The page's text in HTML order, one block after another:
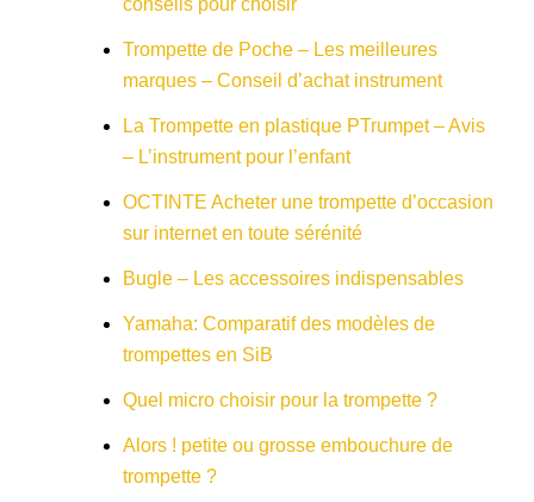
conseils pour choisir
Trompette de Poche – Les meilleures
marques – Conseil d’achat instrument
La Trompette en plastique PTrumpet – Avis
– L’instrument pour l’enfant
OCTINTE Acheter une trompette d’occasion
sur internet en toute sérénité
Bugle – Les accessoires indispensables
Yamaha: Comparatif des modèles de
trompettes en SiB
Quel micro choisir pour la trompette ?
Alors ! petite ou grosse embouchure de
trompette ?